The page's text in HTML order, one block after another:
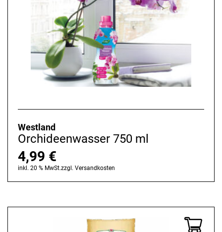
Westland
Orchideenwasser 750 ml
4,99 €
inkl. 20 % MwSt.zzgl. Versandkosten